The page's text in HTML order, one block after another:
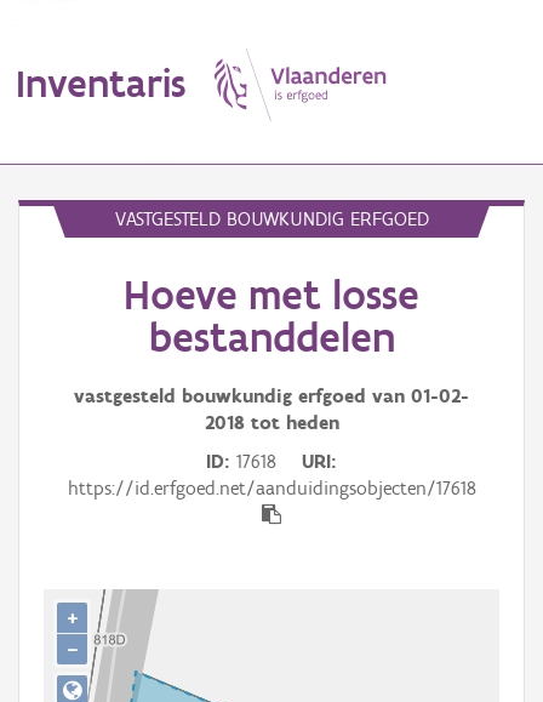
Inventaris
Aanduidingsobject
Waarneming
Gebeurtenis
Downloads
Hergebruik
VASTGESTELD BOUWKUNDIG ERFGOED
Hoeve met losse
bestanddelen
vastgesteld bouwkundig erfgoed van 01-02-
2018tot heden
ID 17618
URI
https://id.erfgoed.net/aanduidingsobjecten/17618
+
−